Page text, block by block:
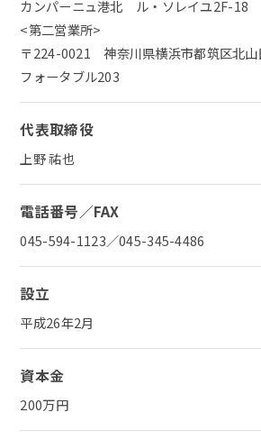
カンパーニュ港北 ル・ソレイユ2F-18
<第二営業所>
〒224-0021 神奈川県横浜市都筑区北
フォータブル203
代表取締役
上野 祐也
電話番号／FAX
045-594-1123／045-345-4486
設立
平成26年2月
資本金
200万円